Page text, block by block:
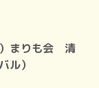
）まりも会 清
ル）